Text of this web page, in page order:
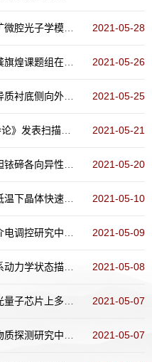
分辨的实时观测与操控 2021-05-28
梳研究中取得重要进展 2021-05-26
化镓基功率电子器件 2021-05-25
显微术领域综述论文 2021-05-21
应的动态演化过程 2021-05-20
体快速生长现象 2021-05-10
中取得重要进展 2021-05-09
态描述的新理论 2021-05-08
性研究中取得重要进展 2021-05-07
中取得重要进展 2021-05-07